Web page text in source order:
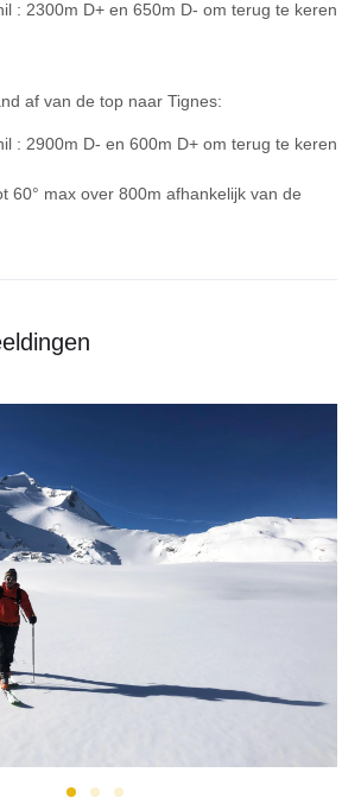
: 2300m D+ en 650m D- om terug te keren
af van de top naar Tignes:
: 2900m D- en 600m D+ om terug te keren
60° max over 800m afhankelijk van de